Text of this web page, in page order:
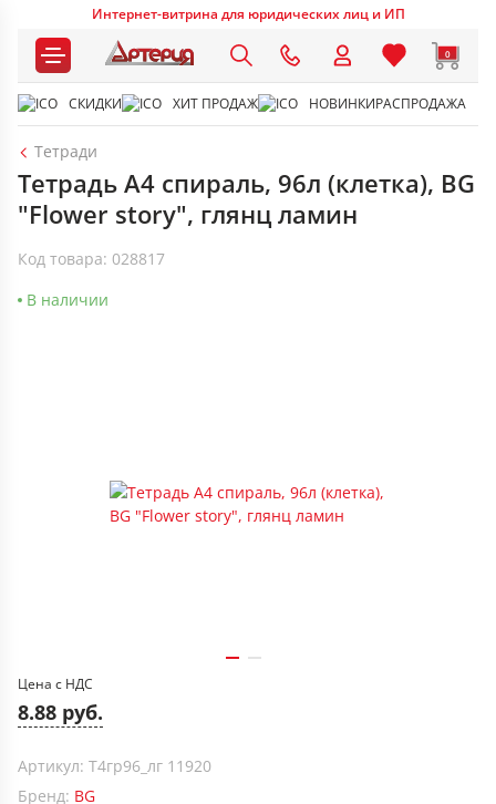
Интернет-витрина для юридических лиц и ИП
0
СКИДКИ ХИТ ПРОДАЖ НОВИНКИРАСПРОДАЖА
Тетради
Тетрадь А4 спираль, 96л (клетка), BG
"Flower story", глянц ламин
Код товара: 028817
В наличии
Цена с НДС
8.88 руб.
Артикул: Т4гр96_лг 11920
Бренд: BG